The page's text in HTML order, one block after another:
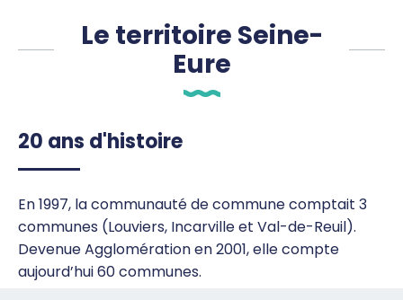
Le territoire Seine-
Eure
20 ans d'histoire
En 1997, la communauté de commune comptait 3
communes (Louviers, Incarville et Val-de-Reuil).
Devenue Agglomération en 2001, elle compte
aujourd’hui 60 communes.